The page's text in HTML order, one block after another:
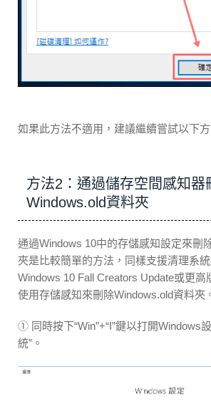
如果此方法不適用，建議繼續嘗試以下方
方法2：通過儲存空間感知器
Windows.old資料夾
通過Windows 10中的存儲感知設定來刪
夾是比較簡單的方法，同樣支援清理系
Windows 10 Fall Creators Update或更高
使用存儲感知來刪除Windows.old資料夾
① 同時按下“Win”+“I”鍵以打開Windows
統”。